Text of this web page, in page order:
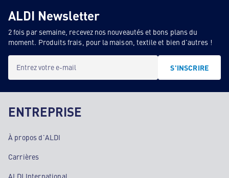
ALDI Newsletter
2 fois par semaine, recevez nos nouveautés et bons plans du
moment. Produits frais, pour la maison, textile et bien d'autres !
Entrez votre e-mail S'INSCRIRE
ENTREPRISE
À propos d'ALDI
Carrières
ALDI International